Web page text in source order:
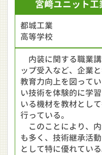
宮﨑ユニット工
都城工業
高等学校
内装に関する職業
ップ受入など、企業
教育力向上を図って
い技術を体験的に学
いる機材を教材とし
行っている。
このことにより、
も多く、技術継承活
として特に優れている